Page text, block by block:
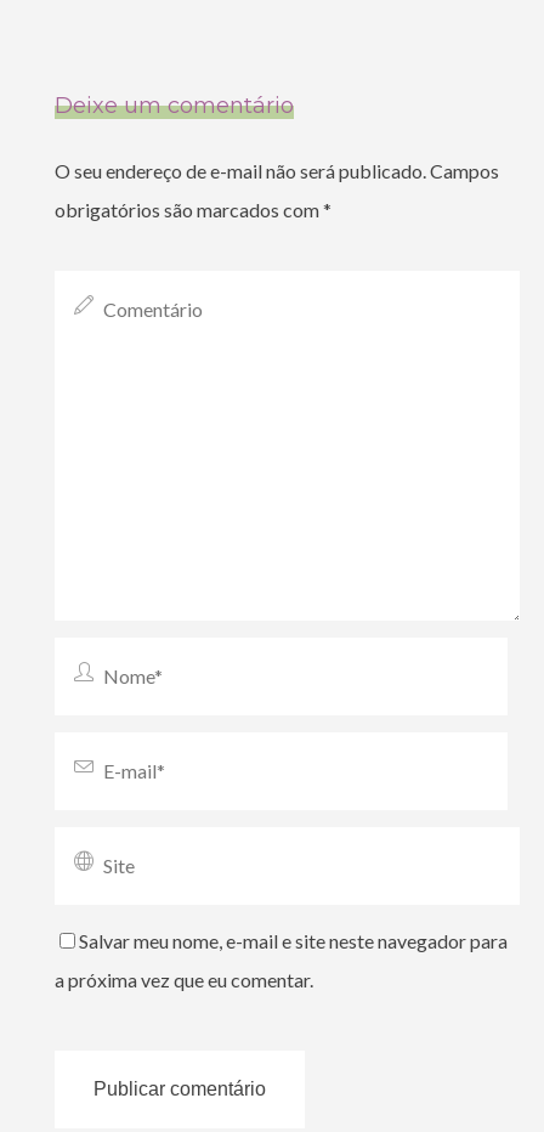
Deixe um comentário
O seu endereço de e-mail não será publicado.Campos
obrigatórios são marcados com*
Salvar meu nome, e-mail e site neste navegador para
a próxima vez que eu comentar.